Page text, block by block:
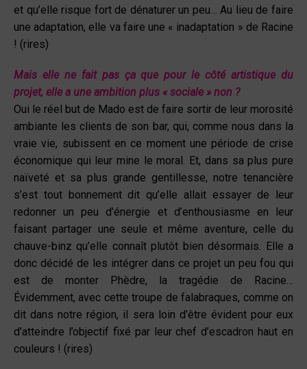
et qu’elle risque fort de dénaturer un peu… Au lieu de faire
une adaptation, elle va faire une « inadaptation » de Racine
! (rires)
Mais elle ne fait pas ça que pour le côté artistique du
projet, elle a une ambition plus « sociale » non ?
Oui le réel but de Mado est de faire sortir de leur morosité
ambiante les clients de son bar, qui, comme nous dans la
vraie vie, subissent en ce moment une période de crise
économique qui leur mine le moral. Et, dans sa plus pure
naïveté et sa plus grande gentillesse, notre tenancière
s’est tout bonnement dit qu’elle allait essayer de leur
redonner un peu d’énergie et d’enthousiasme en leur
faisant partager une seule et même aventure, celle du
chauve-binz qu’elle connaît plutôt bien désormais. Elle a
donc décidé de les intégrer dans ce projet un peu fou qui
est de monter Phèdre, la tragédie de Racine…
Évidemment, avec cette troupe de falabraques, comme on
dit dans notre région, il sera loin d’être évident pour eux
d’atteindre l’objectif fixé par leur chef d’escadron haut en
couleurs ! (rires)